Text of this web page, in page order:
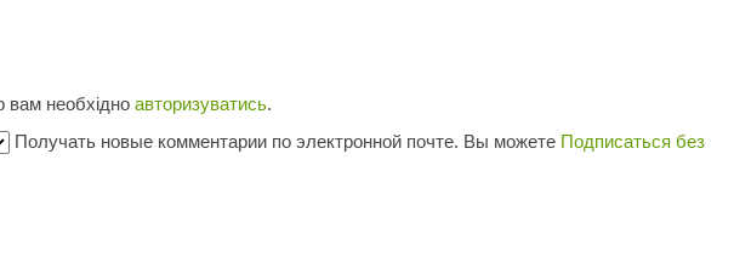
вам необхідно авторизуватись.
Получать новые комментарии по электронной почте. Вы можете Подписаться без